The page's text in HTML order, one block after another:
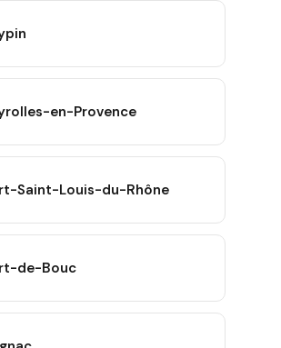
en-Provence
Saint-Louis-du-Rhône
de-Bouc